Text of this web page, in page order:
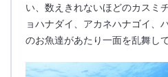
い、数えきれないほどのカスミ
ョハナダイ、アカネハナゴイ、
のお魚達があたり一面を乱舞し